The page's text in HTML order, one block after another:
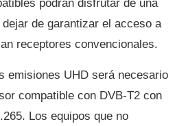
podrán disfrutar de una
de garantizar el acceso a
receptores convencionales.
emisiones UHD será necesario
compatible con DVB-T2 con
Los equipos que no